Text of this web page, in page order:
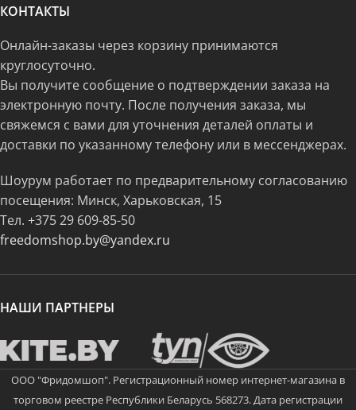
КОНТАКТЫ
Онлайн-заказы через корзину принимаются
круглосуточно.
Вы получите сообщение о подтверждении заказа на
электронную почту. После получения заказа, мы
свяжемся с вами для уточнения деталей оплаты и
доставки по указанному телефону или в мессенджерах.
Шоурум работает по предварительному согласованию
посещения: Минск, Харьковская, 15
Тел. +375 29 609-85-50
freedomshop.by@yandex.ru
НАШИ ПАРТНЕРЫ
ООО "Фридомшоп". Регистрационный номер интернет-магазина в
торговом реестре Республики Беларусь 568273. Дата регистрации